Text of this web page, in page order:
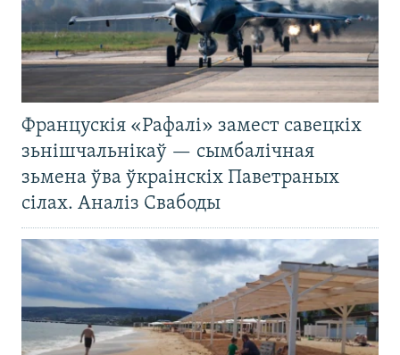
Францускія «Рафалі» замест савецкіх
зьнішчальнікаў — сымбалічная
зьмена ўва ўкраінскіх Паветраных
сілах. Аналіз Свабоды